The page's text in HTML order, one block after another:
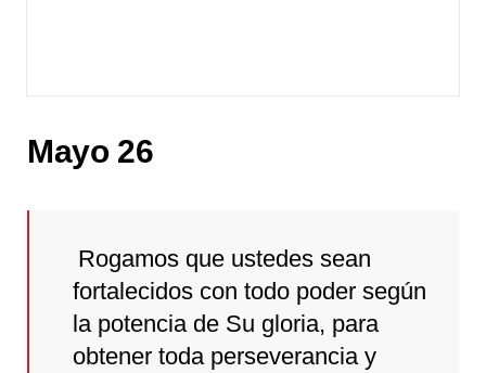
Mayo 26
Rogamos que ustedes sean
fortalecidos con todo poder según
la potencia de Su gloria, para
obtener toda perseverancia y